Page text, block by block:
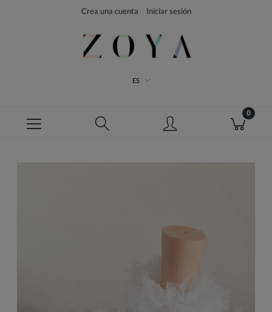
Crea una cuenta Iniciar sesión
ES